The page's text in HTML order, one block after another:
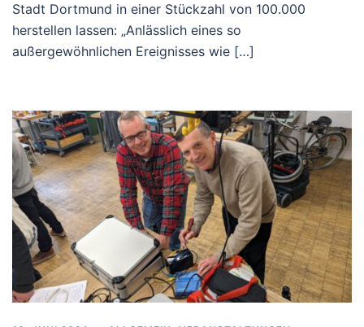
Stadt Dortmund in einer Stückzahl von 100.000
herstellen lassen: „Anlässlich eines so
außergewöhnlichen Ereignisses wie […]